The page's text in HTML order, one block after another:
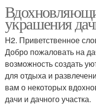
украшения
H2. Приветственное
Добро пожаловать на
возможность создать
для отдыха и
вам о некоторых
дачи и дачного участка.